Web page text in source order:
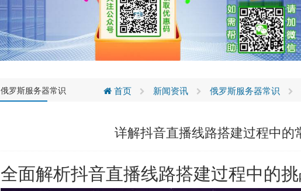
俄罗斯服务器常识 首页 新闻资讯 俄罗斯服务器常识
详解抖音直播线路搭建过程中的
全面解析抖音直播线路搭建过程中的